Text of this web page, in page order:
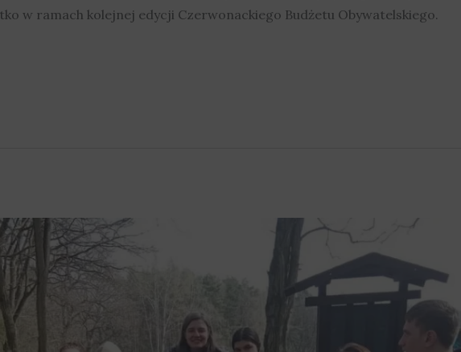
w ramach kolejnej edycji Czerwonackiego Budżetu Obywatelskiego.